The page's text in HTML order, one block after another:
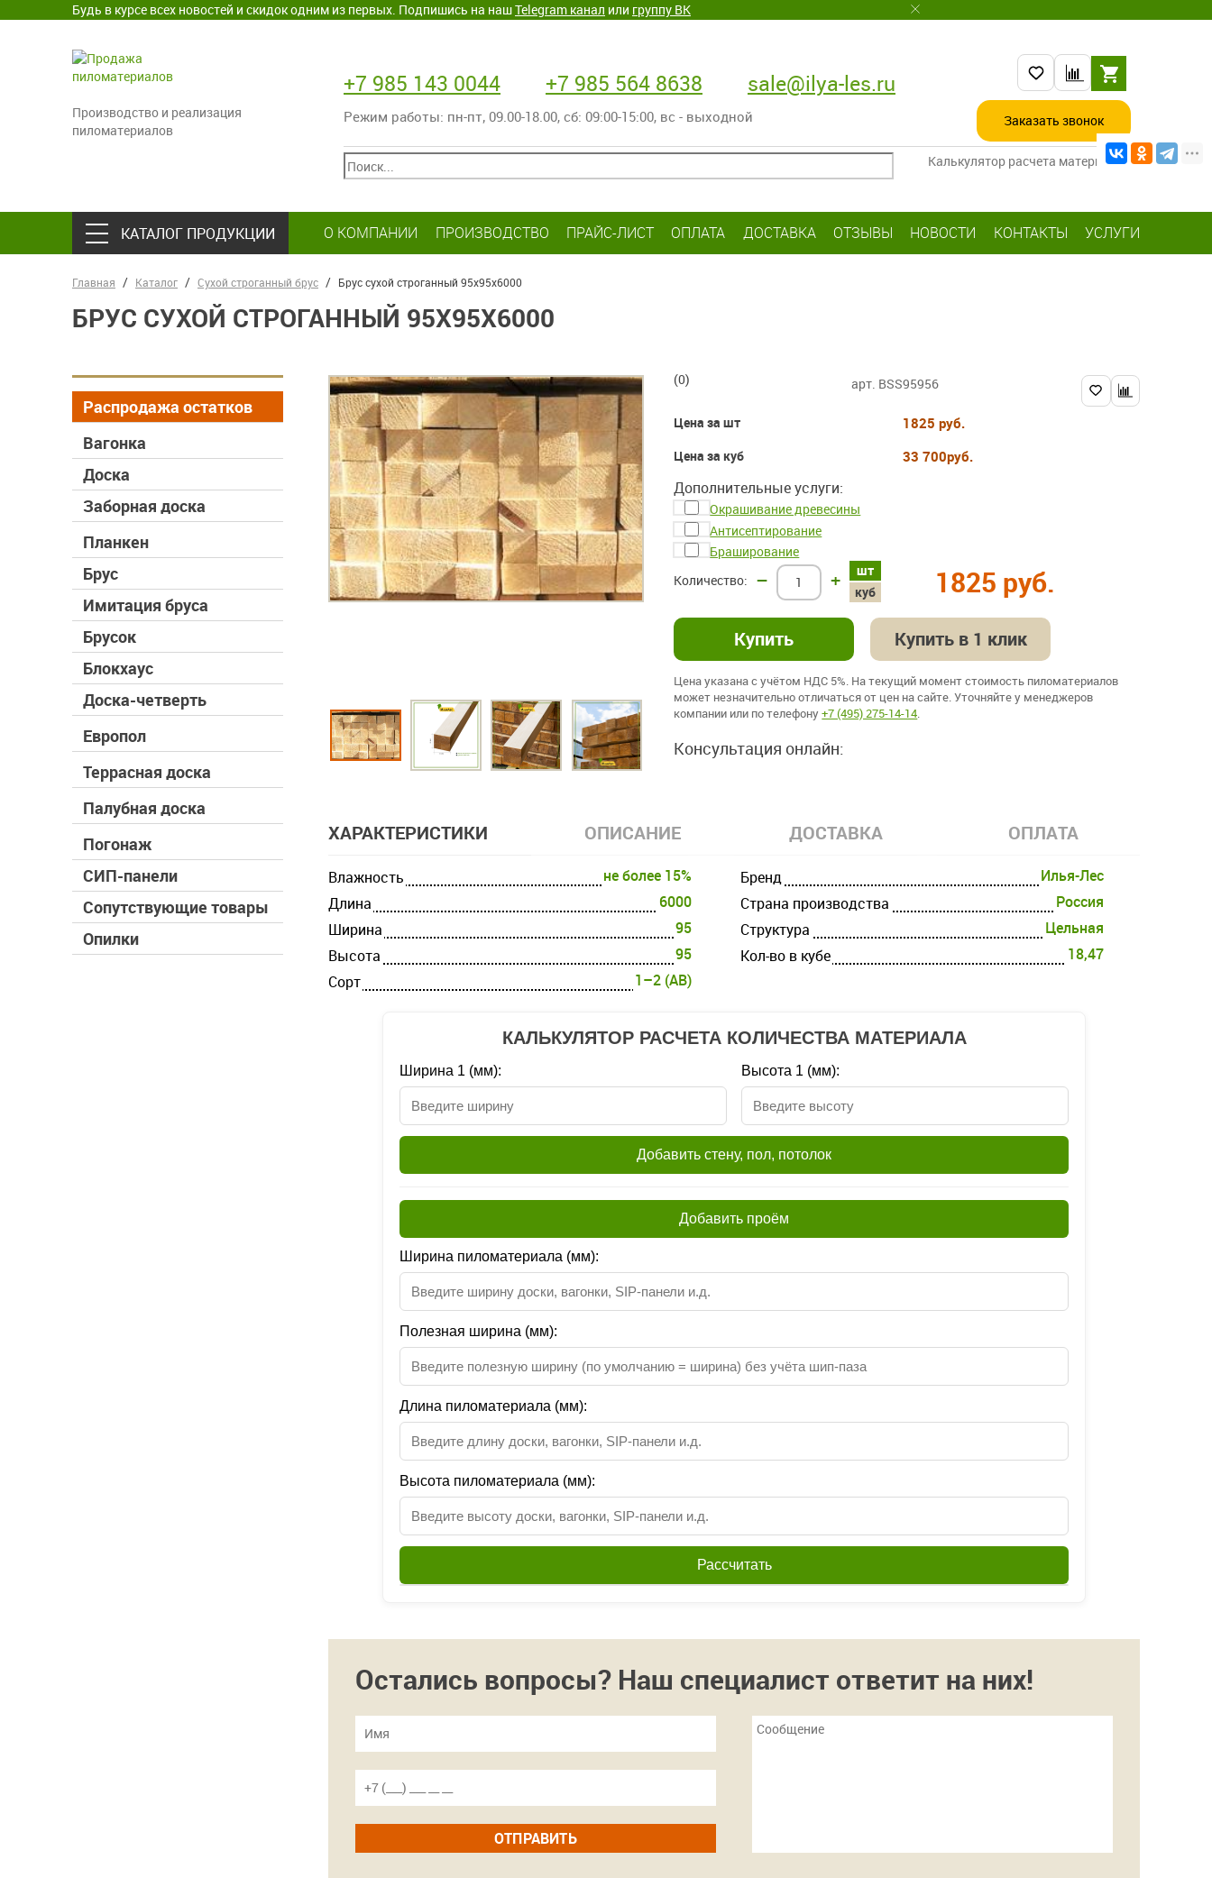
Будь в курсе всех новостей и скидок одним из первых. Подпишись на нашTelegram канал или группу ВК
Производство и реализация
пиломатериалов
+7 985 143 0044 +7 985 564 8638 sale@ilya-les.ru
Режим работы: пн-пт‚ 09.00-18.00, сб: 09:00-15:00, вс - выходной Заказать звонок
Калькулятор расчета материалов
КАТАЛОГ ПРОДУКЦИИ О КОМПАНИИ ПРОИЗВОДСТВО ПРАЙС-ЛИСТ ОПЛАТА ДОСТАВКА ОТЗЫВЫ НОВОСТИ КОНТАКТЫ УСЛУГИ
Главная Каталог Сухой строганный брус Брус сухой строганный 95х95х6000
БРУС СУХОЙ СТРОГАННЫЙ 95Х95Х6000
Распродажа остатков
Вагонка
Доска
Заборная доска
Планкен
Брус
Имитация бруса
Брусок
Блокхаус
Доска-четверть
Европол
Террасная доска
Палубная доска
Погонаж
СИП-панели
Сопутствующие товары
Опилки
(0) арт. BSS95956
Цена за шт 1825 руб.
Цена за куб 33 700руб.
Дополнительные услуги:
Окрашивание древесины
Антисептирование
Браширование
шт
куб
– + 1825 руб.
Купить в 1 клик
Цена указана с учётом НДС 5%. На текущий момент стоимость пиломатериалов
может незначительно отличаться от цен на сайте. Уточняйте у менеджеров
компании или по телефону+7 (495) 275-14-14.
Консультация онлайн:
ХАРАКТЕРИСТИКИ ОПИСАНИЕ ДОСТАВКА ОПЛАТА
Влажность
не более 15%
Длина
6000
Ширина
95
Высота
95
Cорт
1–2 (AB)
Бренд
Илья-Лес
Страна производства
Россия
Структура
Цельная
Кол-во в кубе
18,47
КАЛЬКУЛЯТОР РАСЧЕТА КОЛИЧЕСТВА МАТЕРИАЛА
Ширина 1 (мм): Высота 1 (мм):
Добавить стену, пол, потолок
Добавить проём
Ширина пиломатериала (мм):
Полезная ширина (мм):
Длина пиломатериала (мм):
Высота пиломатериала (мм):
Рассчитать
Остались вопросы? Наш специалист ответит на них!
ОТПРАВИТЬ